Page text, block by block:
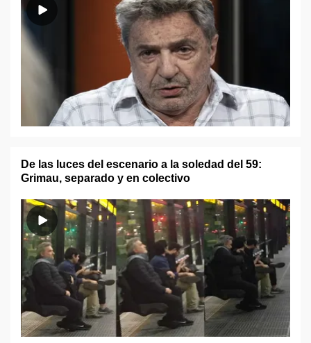
De las luces del escenario a la soledad del 59:
Grimau, separado y en colectivo